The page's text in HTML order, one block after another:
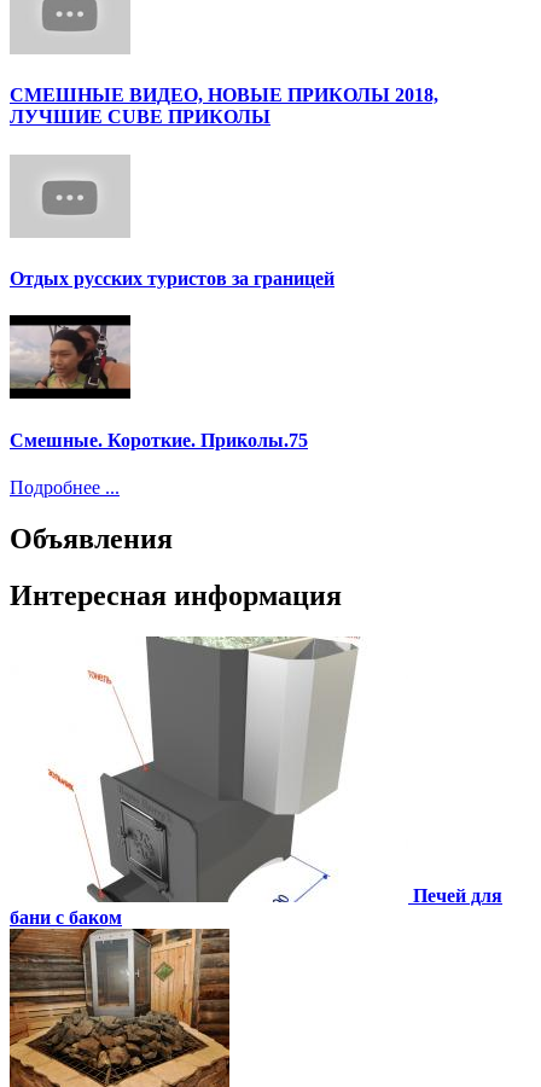
СМЕШНЫЕ ВИДЕО, НОВЫЕ ПРИКОЛЫ 2018,
ЛУЧШИЕ CUBE ПРИКОЛЫ
Отдых русских туристов за границей
Смешные. Короткие. Приколы.75
Подробнее ...
Объявления
Интересная информация
Печей для
бани с баком